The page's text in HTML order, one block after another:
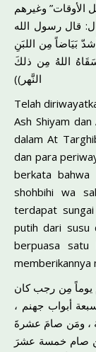
الأوقات” وغيرهم
قال رسول الله
بَيَاضاً مِن اللبَنِ
اللهُ مِن ذلكَ
النَّهر))
Telah
Ash Shiyam
dalam At
dan para
berkata bahwa
shohbihi wa
terdapat
putih dari susu
berpuasa satu
memberikannya
يوماً مِن رجب كان
أبواب جهنم ،
، ومَن صامَ عشرةَ
صام خمسة عشرَ